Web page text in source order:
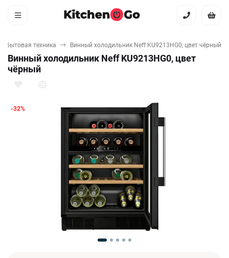
бытовая техника Винный холодильник Neff KU9213HG0, цвет чёрный
Винный холодильник Neff KU9213HG0, цвет
чёрный
-32%